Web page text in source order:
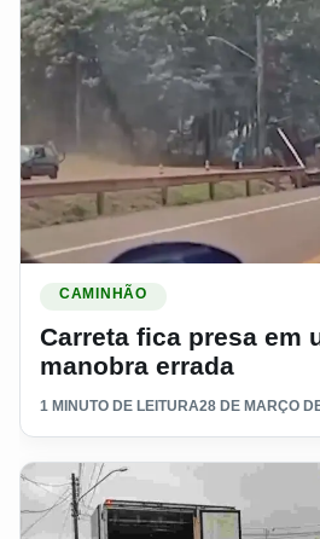
CAMINHÃO
Carreta fica presa em
manobra errada
1 MINUTO DE LEITURA28 DE MARÇO